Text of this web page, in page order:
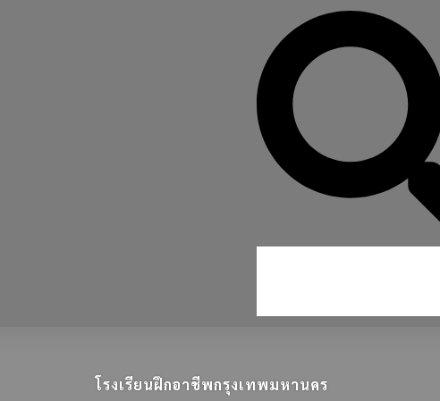
โรงเรียนฝึกอาชีพกรุงเทพมหานคร